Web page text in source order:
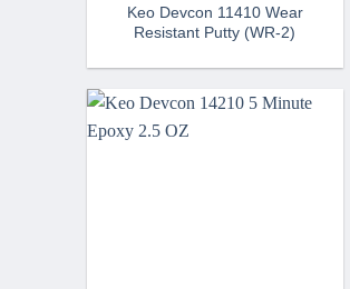
Keo Devcon 11410 Wear
Resistant Putty (WR-2)